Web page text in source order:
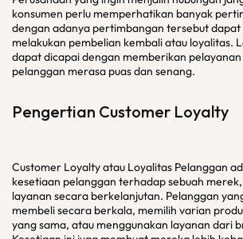
konsumen perlu memperhatikan banyak
dengan adanya pertimbangan tersebut dapat
melakukan pembelian kembali atau loyalitas.
dapat dicapai dengan memberikan
pelanggan merasa puas dan senang.
Pengertian Customer Loyalty
Customer Loyalty atau Loyalitas Pelanggan
kesetiaan pelanggan terhadap sebuah
layanan secara berkelanjutan. Pelanggan
membeli secara berkala, memilih varian
yang sama, atau menggunakan layanan dari